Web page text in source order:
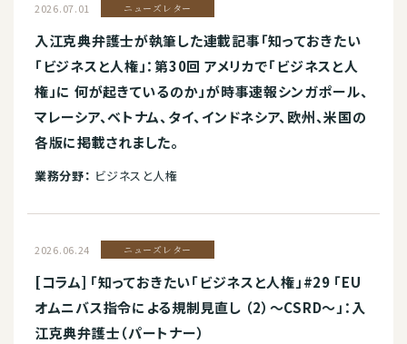
2026.07.01 ニューズレター
入江克典弁護士が執筆した連載記事「知っておきたい
「ビジネスと人権」：第30回 アメリカで「ビジネスと人
権」に 何が起きているのか」が時事速報シンガポール、
マレーシア、ベトナム、タイ、インドネシア、欧州、米国の
各版に掲載されました。
業務分野： ビジネスと人権
2026.06.24 ニューズレター
[コラム] 「知っておきたい「ビジネスと人権」#29 「EU
オムニバス指令による規制見直し （2）～CSRD～」：入
江克典弁護士（パートナー）